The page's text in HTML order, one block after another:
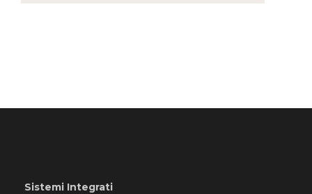
Sistemi Integrati